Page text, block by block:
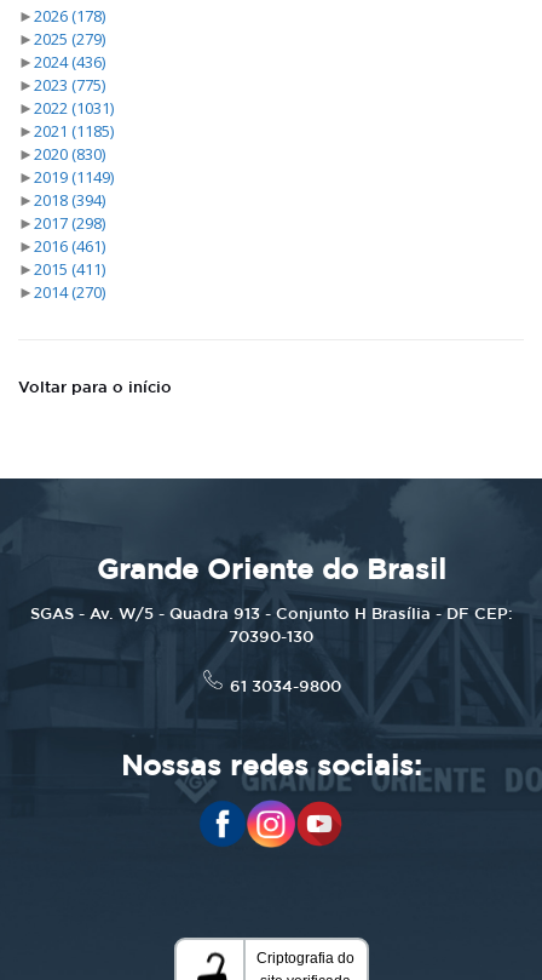
►2026(178)
►2025 (279)
►2024(436)
►2023 (775)
►2022 (1031)
►2021 (1185)
►2020(830)
►2019(1149)
►2018(394)
►2017(298)
►2016(461)
►2015 (411)
►2014(270)
Voltar para o início
Grande Oriente do Brasil
SGAS - Av. W/5 - Quadra 913 - Conjunto H Brasília - DF CEP:
70390-130
61 3034-9800
Nossas redes sociais: